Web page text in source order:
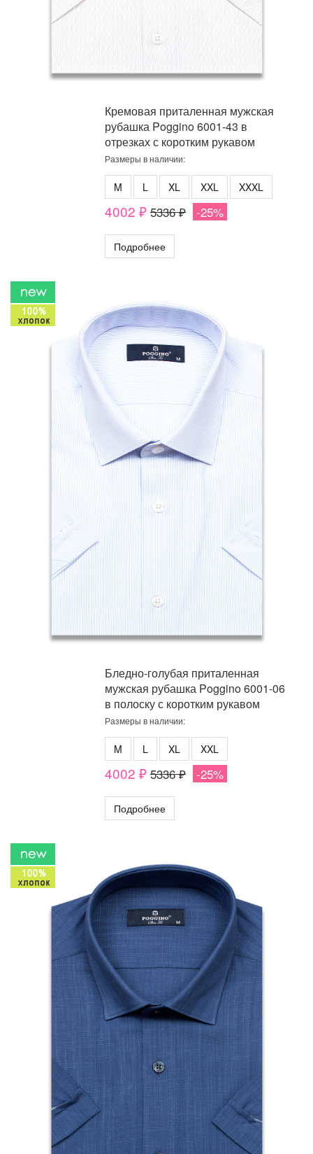
Кремовая приталенная мужская
рубашка Poggino 6001-43 в
отрезках с коротким рукавом
Размеры в наличии:
M L XL XXL XXXL
4002 ₽ 5336 ₽ -25%
Подробнее
Бледно-голубая приталенная
мужская рубашка Poggino 6001-06
в полоску с коротким рукавом
Размеры в наличии:
M L XL XXL
4002 ₽ 5336 ₽ -25%
Подробнее